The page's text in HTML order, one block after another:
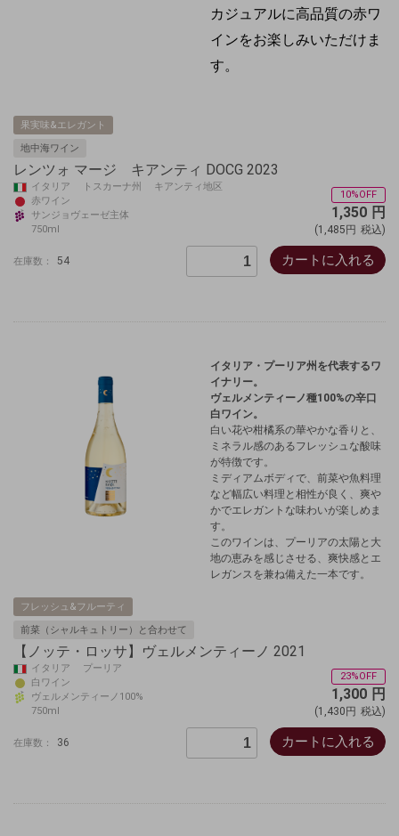
カジュアルに高品質の赤ワ
インをお楽しみいただけま
す。
果実味&エレガント
地中海ワイン
レンツォ マージ キアンティ DOCG 2023
イタリア トスカーナ州 キアンティ地区
赤ワイン
サンジョヴェーゼ主体
750ml
10%OFF
1,350 円
(1,485円 税込)
在庫数： 54 カートに入れる
イタリア・プーリア州を代表するワ
イナリー。
ヴェルメンティーノ種100%の辛口
白ワイン。
白い花や柑橘系の華やかな香りと、
ミネラル感のあるフレッシュな酸味
が特徴です。
ミディアムボディで、前菜や魚料理
など幅広い料理と相性が良く、爽や
かでエレガントな味わいが楽しめま
す。
このワインは、プーリアの太陽と大
地の恵みを感じさせる、爽快感とエ
レガンスを兼ね備えた一本です。
フレッシュ&フルーティ
前菜（シャルキュトリー）と合わせて
【ノッテ・ロッサ】ヴェルメンティーノ 2021
イタリア プーリア
白ワイン
ヴェルメンティーノ100%
750ml
23%OFF
1,300 円
(1,430円 税込)
在庫数： 36 カートに入れる